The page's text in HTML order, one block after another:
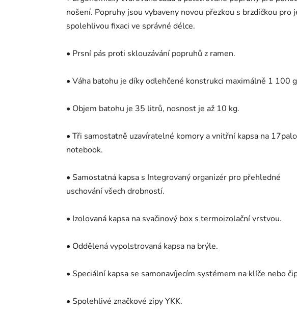
nošení. Popruhy jsou vybaveny novou přezkou s brzdičkou pro
spolehlivou fixaci ve správné délce.
• Prsní pás proti sklouzávání popruhů z ramen.
• Váha batohu je díky odlehčené konstrukci maximálně 1 100
• Objem batohu je 35 litrů, nosnost je až 10 kg.
• Tři samostatně uzavíratelné komory a vnitřní kapsa na
notebook.
• Samostatná kapsa s Integrovaný organizér pro přehledné
uschování všech drobností.
• Izolovaná kapsa na svačinový box s termoizolační vrstvou.
• Oddělená vypolstrovaná kapsa na brýle.
• Speciální kapsa se samonavíjecím systémem na klíče nebo
• Spolehlivé značkové zipy YKK.